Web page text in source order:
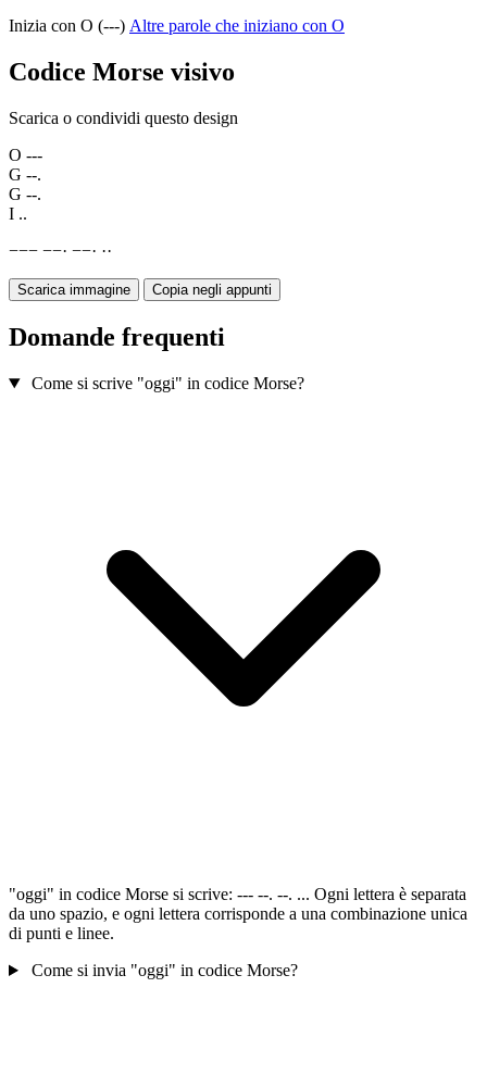
Inizia con O (---) Altre parole che iniziano con O
Codice Morse visivo
Scarica o condividi questo design
O ---
G --.
G --.
I ..
−−− −−· −−· ··
Scarica immagine Copia negli appunti
Domande frequenti
Come si scrive "oggi" in codice Morse?
"oggi" in codice Morse si scrive: --- --. --. ... Ogni lettera è separata
da uno spazio, e ogni lettera corrisponde a una combinazione unica
di punti e linee.
Come si invia "oggi" in codice Morse?